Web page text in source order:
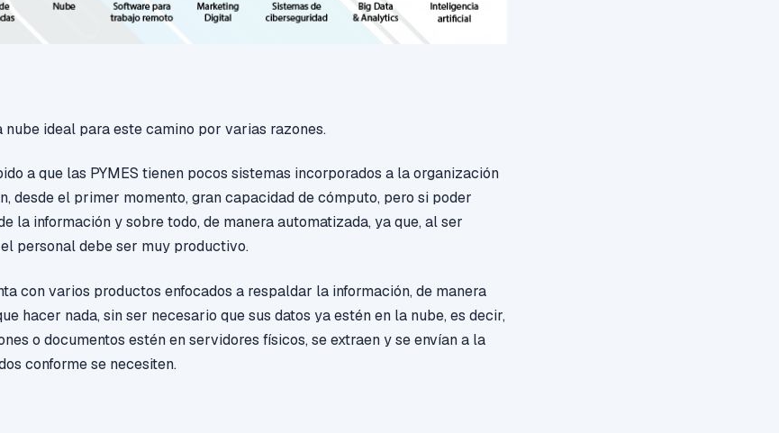
nube ideal paraeste camino por varias razones.
a que las PYMES tienen pocos sistemas incorporados a la organización
desde el primer momento, gran capacidad de cómputo, pero si poder
la información y sobre todo, de manera automatizada, ya que, al ser
personal debe ser muy productivo.
con varios productos enfocados a respaldar la información, de manera
hacer nada, sin ser necesario que sus datos ya estén en la nube, es decir,
o documentos estén en servidores físicos, se extraen y se envían a la
conforme se necesiten.